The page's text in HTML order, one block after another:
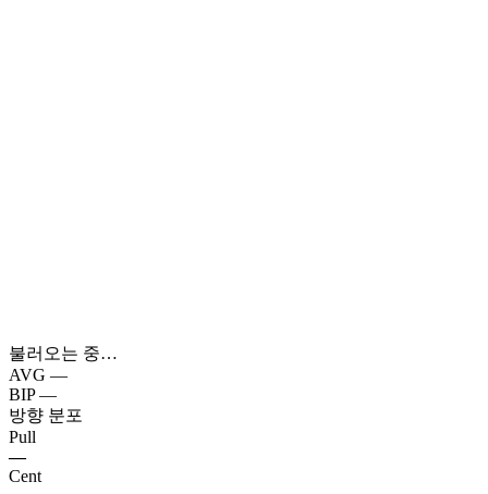
불러오는 중…
AVG —
BIP —
방향 분포
Pull
—
Cent